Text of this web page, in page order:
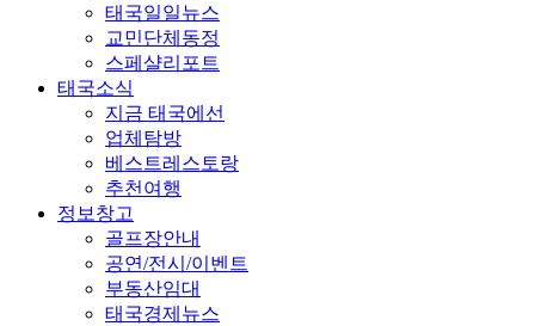
태국일일뉴스
교민단체동정
스페샬리포트
태국소식
지금 태국에선
업체탐방
베스트레스토랑
추천여행
정보창고
골프장안내
공연/전시/이벤트
부동산임대
태국경제뉴스